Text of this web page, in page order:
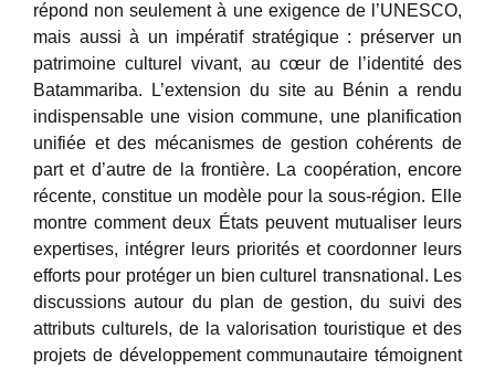
répond non seulement à une exigence de l’UNESCO,
mais aussi à un impératif stratégique : préserver un
patrimoine culturel vivant, au cœur de l’identité des
Batammariba. L’extension du site au Bénin a rendu
indispensable une vision commune, une planification
unifiée et des mécanismes de gestion cohérents de
part et d’autre de la frontière. La coopération, encore
récente, constitue un modèle pour la sous-région. Elle
montre comment deux États peuvent mutualiser leurs
expertises, intégrer leurs priorités et coordonner leurs
efforts pour protéger un bien culturel transnational. Les
discussions autour du plan de gestion, du suivi des
attributs culturels, de la valorisation touristique et des
projets de développement communautaire témoignent